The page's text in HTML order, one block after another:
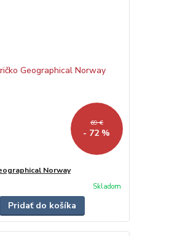
69 €
- 72 %
Norway
Skladom
Pridať do košíka